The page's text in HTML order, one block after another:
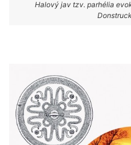
Halový jav tzv. parhélia